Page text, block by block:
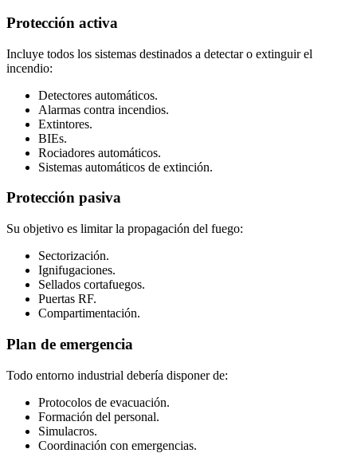
Protección activa
Incluye todos los sistemas destinados a detectar o extinguir el
incendio:
Detectores automáticos.
Alarmas contra incendios.
Extintores.
BIEs.
Rociadores automáticos.
Sistemas automáticos de extinción.
Protección pasiva
Su objetivo es limitar la propagación del fuego:
Sectorización.
Ignifugaciones.
Sellados cortafuegos.
Puertas RF.
Compartimentación.
Plan de emergencia
Todo entorno industrial debería disponer de:
Protocolos de evacuación.
Formación del personal.
Simulacros.
Coordinación con emergencias.